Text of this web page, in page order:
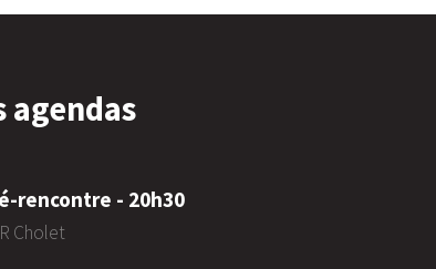
agendas
rencontre - 20h30
Cholet